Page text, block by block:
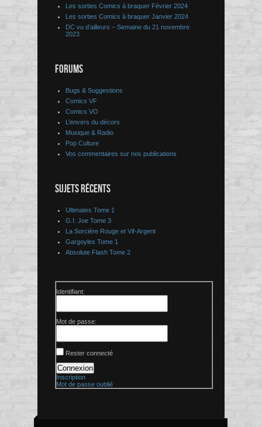
Les sorties Comics à braquer Février 2024
Les sorties Comics à braquer Janvier 2024
DC vu d’ailleurs – Semaine du 21 novembre
2023
FORUMS
Bugs & Suggestions
Comics VF
Comics VO
L’envers du décors
Musique & Radio
Pop Culture
Vos commentaires sur nos publications
SUJETS RÉCENTS
Ultimates Tome 1
G.I. Joe Tome 3
La Sorcière Rouge et Vif-Argent
Gargoyles Tome 1
Absolute Flash Tome 2
Identifiant:
Mot de passe:
Rester connecté
Connexion
Inscription
Mot de passe oublié